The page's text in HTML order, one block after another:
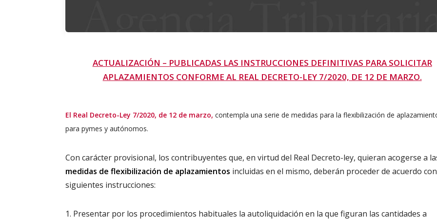
ACTUALIZACIÓN – PUBLICADAS LAS INSTRUCCIONES DEFINITIVAS PARA SOLICITAR
APLAZAMIENTOS CONFORME AL REAL DECRETO-LEY 7/2020, DE 12 DE MARZO.
El Real Decreto-Ley 7/2020, de 12 de marzo, contempla una serie de medidas para la flexibilización de
para pymes y autónomos.
Con carácter provisional, los contribuyentes que, en virtud del Real Decreto-ley, quieran acogerse a
medidas de flexibilización de aplazamientos incluidas en el mismo, deberán proceder de acuerdo
siguientes instrucciones:
Presentar por los procedimientos habituales la autoliquidación en la que figuran las cantidades a